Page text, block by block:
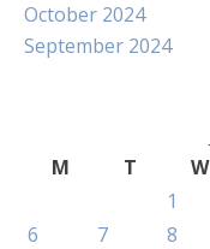
October 2024
September 2024
M
T W
1
6
7 8